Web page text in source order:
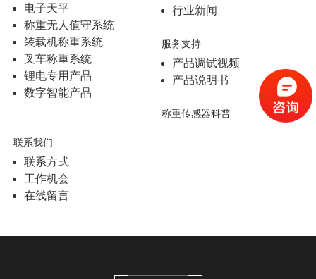
电子天平
称重无人值守系统
装载机称重系统
叉车称重系统
锂电专用产品
数字智能产品
行业新闻
服务支持
产品调试视频
产品说明书
称重传感器科普
联系我们
联系方式
工作机会
在线留言